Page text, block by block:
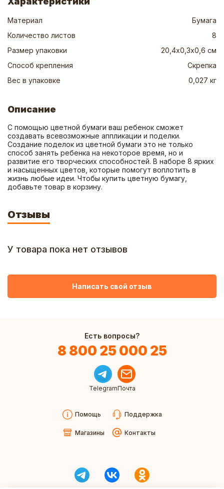
Материал
Бумага
Количество листов
8
Размер упаковки
20,4х0,3х0,6 см
Способ крепления
Скрепка
Вес в упаковке
0,027 кг
Описание
С помощью цветной бумаги ваш ребенок сможет
создавать всевозможные аппликации и поделки.
Создание поделок из цветной бумаги это не только
способ занять ребенка на некоторое время, но и
развитие его творческих способностей. В наборе 8 ярких
и насыщенных цветов, которые помогут воплотить в
жизнь любые идеи. Чтобы купить цветную бумагу,
добавьте товар в корзину.
Отзывы
У товара пока нет отзывов
Написать свой отзыв
Есть вопросы?
8 800 25 000 25
TelegramПочта
Помощь Поддержка
Магазины Контакты